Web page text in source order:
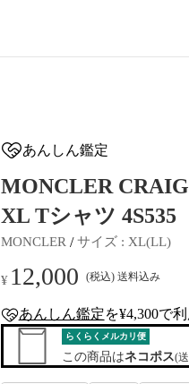
あんしん鑑定
MONCLER
XL Tシャツ 4S535
MONCLER / サイズ : XL(LL)
¥ 12,000 (税込) 送料込み
anshin-appraisal-tag
あんしん鑑定を¥4,300で
らくらくメルカリ便
この商品はネコポス(